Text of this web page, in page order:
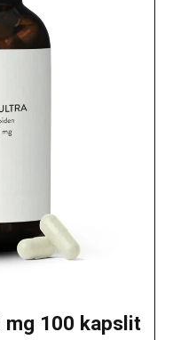
mg 100 kapslit